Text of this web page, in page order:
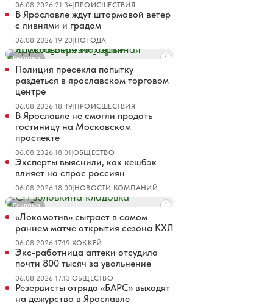
06.08.2026 21:34|ПРОИСШЕСТВИЯ
В Ярославле ждут штормовой ветер
с ливнями и градом
06.08.2026 19:20|ПОГОДА
Реклама
Полиция пресекла попытку
раздеться в ярославском торговом
центре
06.08.2026 18:49|ПРОИСШЕСТВИЯ
В Ярославле не смогли продать
гостиницу на Московском
проспекте
06.08.2026 18:01|ОБЩЕСТВО
Эксперты выяснили, как кешбэк
влияет на спрос россиян
06.08.2026 18:00|НОВОСТИ КОМПАНИЙ
Реклама
«Локомотив» сыграет в самом
раннем матче открытия сезона КХЛ
06.08.2026 17:19|ХОККЕЙ
Экс-работница аптеки отсудила
почти 800 тысяч за увольнение
06.08.2026 17:13|ОБЩЕСТВО
Резервисты отряда «БАРС» выходят
на дежурство в Ярославле